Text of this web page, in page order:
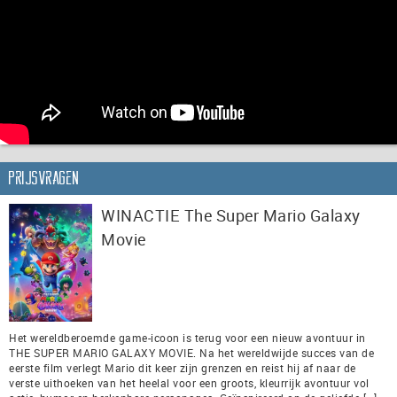
Prijsvragen
WINACTIE The Super Mario Galaxy
Movie
Het wereldberoemde game-icoon is terug voor een nieuw avontuur in
THE SUPER MARIO GALAXY MOVIE. Na het wereldwijde succes van de
eerste film verlegt Mario dit keer zijn grenzen en reist hij af naar de
verste uithoeken van het heelal voor een groots, kleurrijk avontuur vol